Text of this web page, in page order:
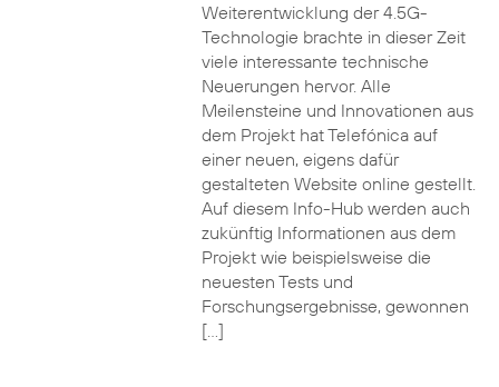
Weiterentwicklung der 4.5G-
Technologie brachte in dieser Zeit
viele interessante technische
Neuerungen hervor. Alle
Meilensteine und Innovationen aus
dem Projekt hat Telefónica auf
einer neuen, eigens dafür
gestalteten Website online gestellt.
Auf diesem Info-Hub werden auch
zukünftig Informationen aus dem
Projekt wie beispielsweise die
neuesten Tests und
Forschungsergebnisse, gewonnen
[…]